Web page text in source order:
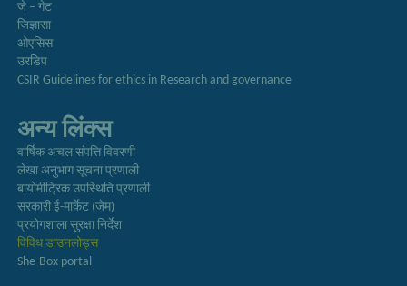
जे – गेट
जिज्ञासा
ओएसिस
उरडिप
CSIR Guidelines for ethics in Research and governance
अन्य लिंक्स
वार्षिक अचल संपत्ति विवरणी
लेखा अनुभाग सूचना प्रणाली
बायोमीट्रिक उपस्थिति प्रणाली
सरकारी ई-मार्केट (जेम)
प्रयोगशाला सुरक्षा निर्देश
विविध डाउनलोड्स
She-Box portal